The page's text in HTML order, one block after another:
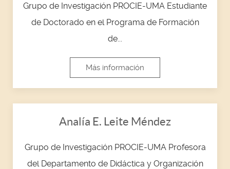
Grupo de Investigación PROCIE-UMA Estudiante
de Doctorado en el Programa de Formación
de...
Más información
Analía E. Leite Méndez
Grupo de Investigación PROCIE-UMA Profesora
del Departamento de Didáctica y Organización